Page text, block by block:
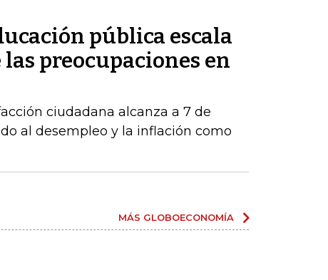
pública escala
preocupaciones en
ciudadana alcanza a 7 de
al desempleo y la inflación como
MÁS GLOBOECONOMÍA